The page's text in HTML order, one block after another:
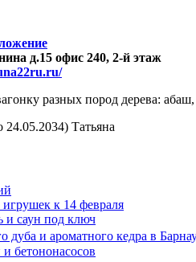
д.15 офис 240, 2-й этаж
разных пород дерева:
24.05.2034) Татьяна
к 14 февраля
и саун под ключ
дуба и ароматного кедра в
бетононасосов